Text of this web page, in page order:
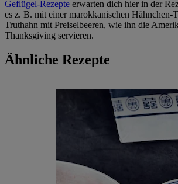
Geflügel-Rezepte erwarten dich hier in der
es z. B. mit einer marokkanischen Hähnchen-
Truthahn mit Preiselbeeren, wie ihn die
Thanksgiving servieren.
Ähnliche Rezepte